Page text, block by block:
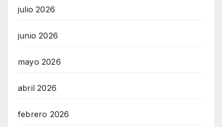
julio 2026
junio 2026
mayo 2026
abril 2026
febrero 2026